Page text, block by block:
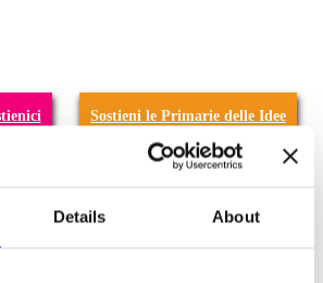
Details About
Sostieni le Primarie delle Idee